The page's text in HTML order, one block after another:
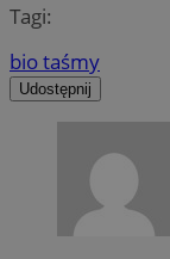
Tagi:
bio taśmy
Udostępnij